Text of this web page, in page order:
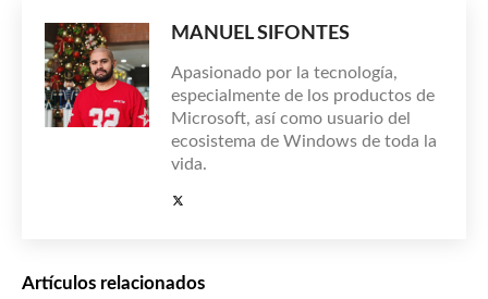
MANUEL SIFONTES
Apasionado por la tecnología,
especialmente de los productos de
Microsoft, así como usuario del
ecosistema de Windows de toda la
vida.
Artículos relacionados